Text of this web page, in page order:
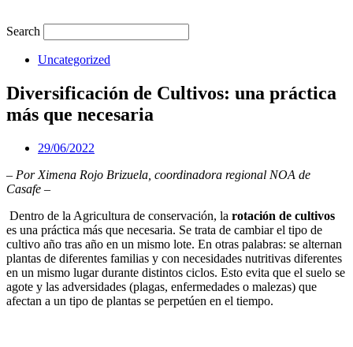
Search
Uncategorized
Diversificación de Cultivos: una práctica
más que necesaria
29/06/2022
– Por Ximena Rojo Brizuela, coordinadora regional NOA de
Casafe –
Dentro de la Agricultura de conservación, la rotación de cultivos
es una práctica más que necesaria. Se trata de cambiar el tipo de
cultivo año tras año en un mismo lote. En otras palabras: se alternan
plantas de diferentes familias y con necesidades nutritivas diferentes
en un mismo lugar durante distintos ciclos. Esto evita que el suelo se
agote y las adversidades (plagas, enfermedades o malezas) que
afectan a un tipo de plantas se perpetúen en el tiempo.